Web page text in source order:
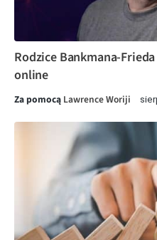
Rodzice Bankmana-
online
Za pomocą Lawrence Woriji